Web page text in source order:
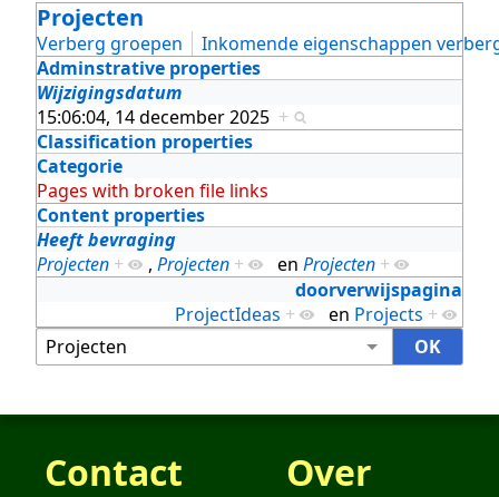
Projecten
Verberg groepen
Inkomende eigenschappen
Adminstrative properties
Wijzigingsdatum
15:06:04, 14 december 2025 +
Classification properties
Categorie
Pages with broken file links
Content properties
Heeft bevraging
Projecten + , Projecten + en Projecten +
doorverwijspagina
ProjectIdeas + en Projects +
Contact Over